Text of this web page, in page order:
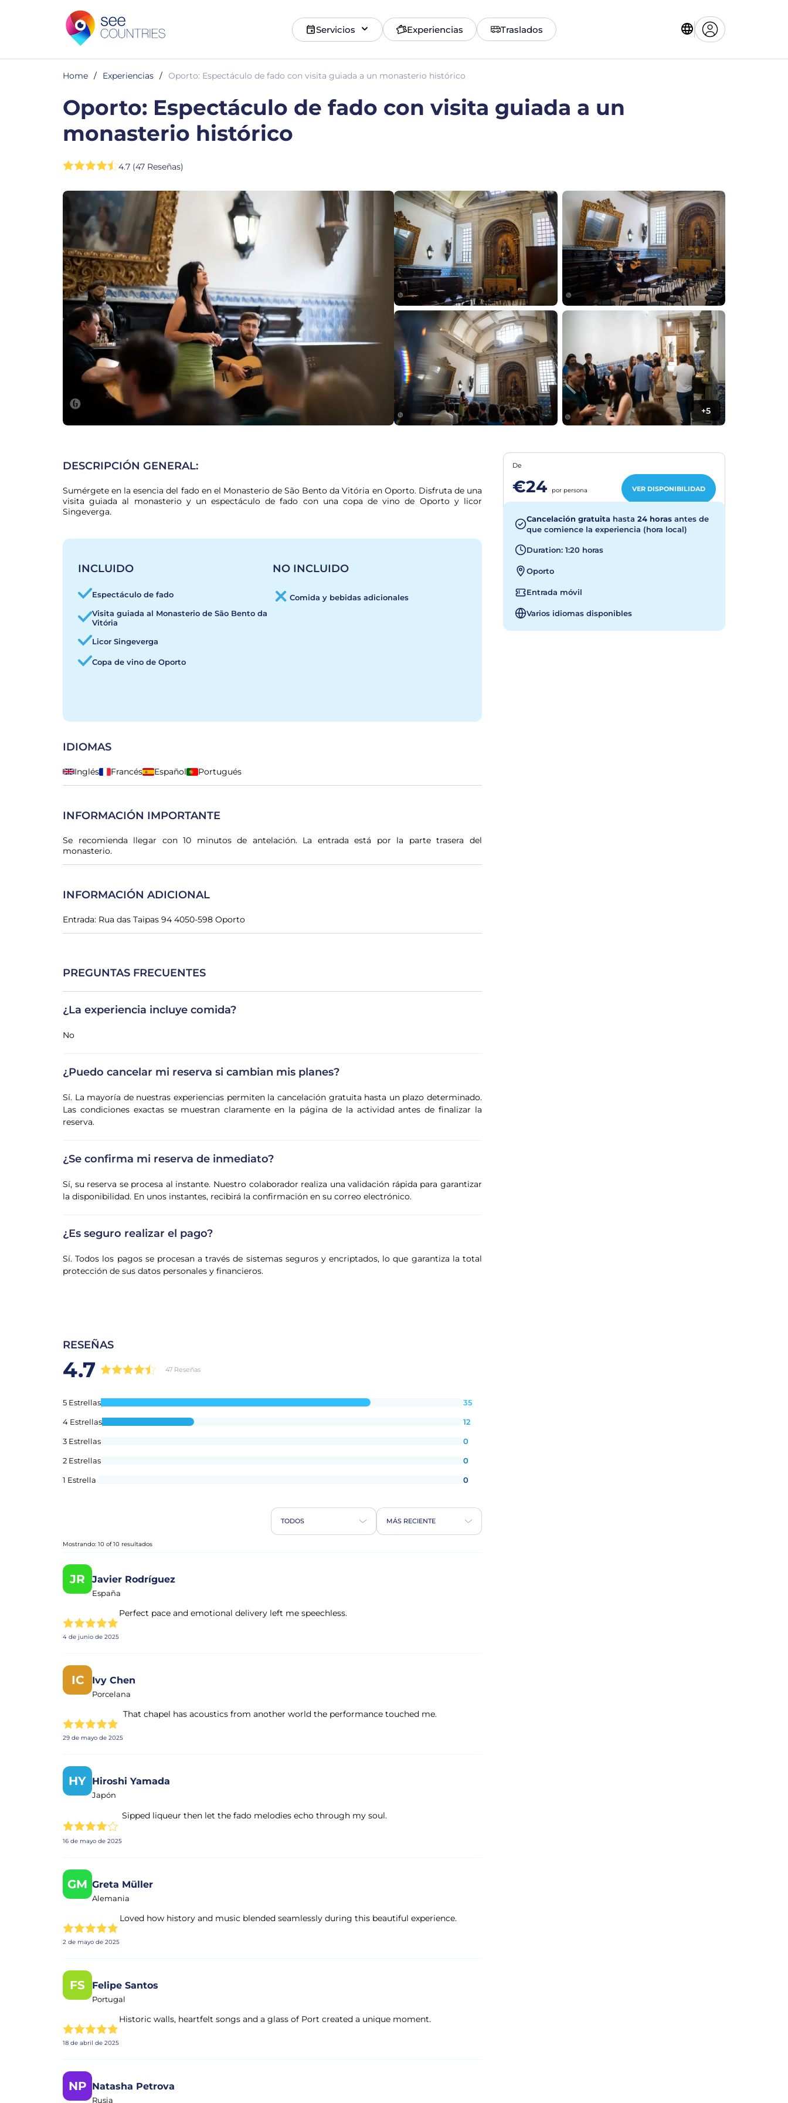
Servicios Experiencias Traslados
Home / Experiencias / Oporto: Espectáculo de fado con visita guiada a un monasterio histórico
Oporto: Espectáculo de fado con visita guiada a un
monasterio histórico
4.7 (47 Reseñas)
+5
DESCRIPCIÓN GENERAL:
Sumérgete en la esencia del fado en el Monasterio de São Bento da Vitória en Oporto. Disfruta de una
visita guiada al monasterio y un espectáculo de fado con una copa de vino de Oporto y licor
Singeverga.
INCLUIDO
Espectáculo de fado
Visita guiada al Monasterio de São Bento da
Vitória
Licor Singeverga
Copa de vino de Oporto
NO INCLUIDO
Comida y bebidas adicionales
IDIOMAS
Inglés Francés Español Portugués
INFORMACIÓN IMPORTANTE
Se recomienda llegar con 10 minutos de antelación. La entrada está por la parte trasera del
monasterio.
INFORMACIÓN ADICIONAL
Entrada: Rua das Taipas 94 4050-598 Oporto
PREGUNTAS FRECUENTES
¿La experiencia incluye comida?
No
¿Puedo cancelar mi reserva si cambian mis planes?
Sí. La mayoría de nuestras experiencias permiten la cancelación gratuita hasta un plazo determinado.
Las condiciones exactas se muestran claramente en la página de la actividad antes de finalizar la
reserva.
¿Se confirma mi reserva de inmediato?
Sí, su reserva se procesa al instante. Nuestro colaborador realiza una validación rápida para garantizar
la disponibilidad. En unos instantes, recibirá la confirmación en su correo electrónico.
¿Es seguro realizar el pago?
Sí. Todos los pagos se procesan a través de sistemas seguros y encriptados, lo que garantiza la total
protección de sus datos personales y financieros.
RESEÑAS
4.7 47 Reseñas
5 Estrellas 35
4 Estrellas 12
3 Estrellas 0
2 Estrellas 0
1 Estrella 0
TODOS MÁS RECIENTE
Mostrando: 10 of 10 resultados
JR Javier Rodríguez
España
4 de junio de 2025
Perfect pace and emotional delivery left me speechless.
IC Ivy Chen
Porcelana
29 de mayo de 2025
That chapel has acoustics from another world the performance touched me.
HY Hiroshi Yamada
Japón
16 de mayo de 2025
Sipped liqueur then let the fado melodies echo through my soul.
GM Greta Müller
Alemania
2 de mayo de 2025
Loved how history and music blended seamlessly during this beautiful experience.
FS Felipe Santos
Portugal
18 de abril de 2025
Historic walls, heartfelt songs and a glass of Port created a unique moment.
NP Natasha Petrova
Rusia
De
€24 por persona VER DISPONIBILIDAD
Cancelación gratuita hasta 24 horas antes de
que comience la experiencia (hora local)
Duration: 1:20 horas
Oporto
Entrada móvil
Varios idiomas disponibles